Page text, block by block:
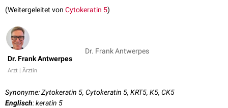
(Weitergeleitet von Cytokeratin 5)
Dr. Frank Antwerpes
Arzt | Ärztin
Dr. Frank Antwerpes
Synonyme: Zytokeratin 5, Cytokeratin 5, KRT5, K5, CK5
Englisch: keratin 5